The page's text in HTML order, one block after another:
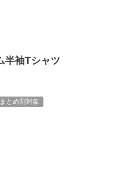
半袖Tシャツ
とめ割対象